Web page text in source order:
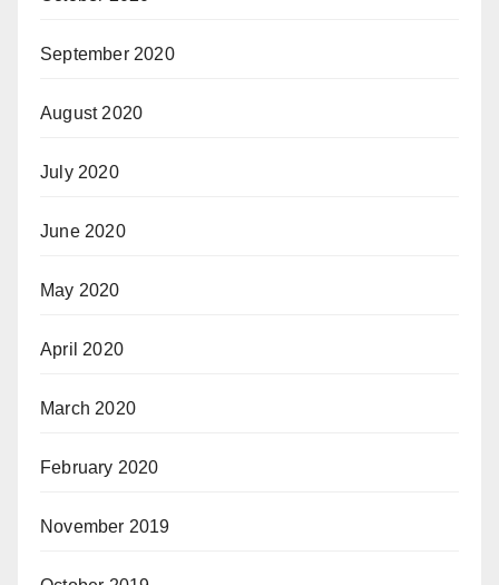
September 2020
August 2020
July 2020
June 2020
May 2020
April 2020
March 2020
February 2020
November 2019